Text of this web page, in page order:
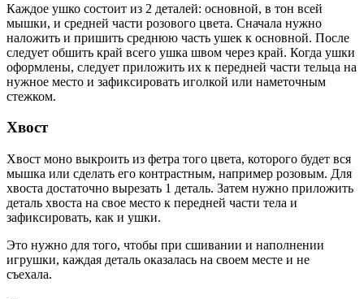
Каждое ушко состоит из 2 деталей: основной, в тон всей
мышки, и средней части розового цвета. Сначала нужно
наложить и пришить среднюю часть ушек к основной. После
следует обшить край всего ушка швом через край. Когда ушки
оформлены, следует приложить их к передней части тельца на
нужное место и зафиксировать иголкой или наметочным
стежком.
Хвост
Хвост моно выкроить из фетра того цвета, которого будет вся
мышка или сделать его контрастным, например розовым. Для
хвоста достаточно вырезать 1 деталь. Затем нужно приложить
деталь хвоста на свое место к передней части тела и
зафиксировать, как и ушки.
Это нужно для того, чтобы при сшивании и наполнении
игрушки, каждая деталь оказалась на своем месте и не
съехала.